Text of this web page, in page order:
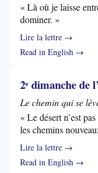
« Là où je laisse
dominer. »
Lire la lettre →
Read in English →
2ᵉ dimanche de
Le chemin qui se
« Le désert n’est
les chemins
Lire la lettre →
Read in English →